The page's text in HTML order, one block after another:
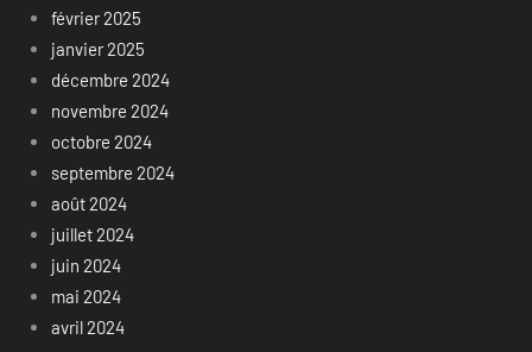
février 2025
janvier 2025
décembre 2024
novembre 2024
octobre 2024
septembre 2024
août 2024
juillet 2024
juin 2024
mai 2024
avril 2024